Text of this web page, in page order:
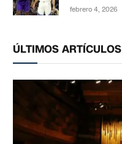
febrero 4, 2026
ÚLTIMOS ARTÍCULOS